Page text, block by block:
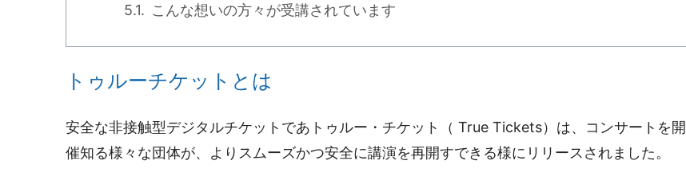
こんな想いの方々が受講されています
トゥルーチケットとは
安全な非接触型デジタルチケットであトゥルー・チケット（ True Tickets）は、コンサートを開
催知る様々な団体が、よりスムーズかつ安全に講演を再開すできる様にリリースされました。